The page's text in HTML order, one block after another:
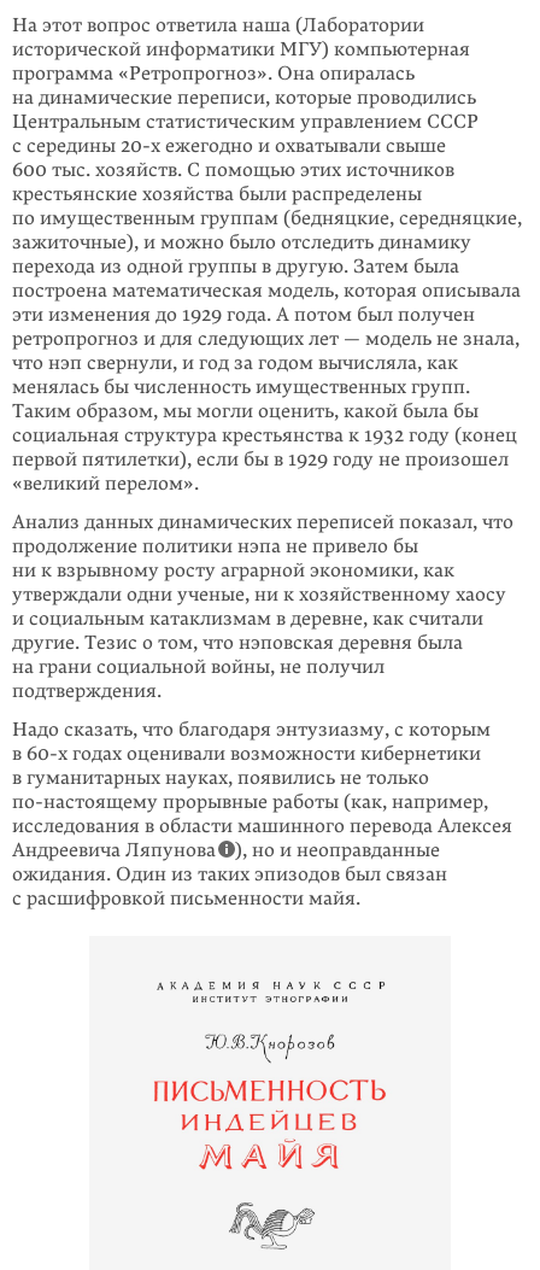
На этот вопрос ответила наша (Лаборатории
исторической информатики МГУ) компьютерная
программа «Ретропрогноз». Она опиралась
на динамические переписи, которые проводились
Центральным статистическим управлением СССР
с середины 20-х ежегодно и охватывали свыше
600 тыс. хозяйств. С помощью этих источников
крестьянские хозяйства были распределены
по имущественным группам (бедняцкие, середняцкие,
зажиточные), и можно было отследить динамику
перехода из одной группы в другую. Затем была
построена математическая модель, которая описывала
эти изменения до 1929 года. А потом был получен
ретропрогноз и для следующих лет — модель не знала,
что нэп свернули, и год за годом вычисляла, как
менялась бы численность имущественных групп.
Таким образом, мы могли оценить, какой была бы
социальная структура крестьянства к 1932 году (конец
первой пятилетки), если бы в 1929 году не произошел
«великий перелом».
Анализ данных динамических переписей показал, что
продолжение политики нэпа не привело бы
ни к взрывному росту аграрной экономики, как
утверждали одни ученые, ни к хозяйственному хаосу
и социальным катаклизмам в деревне, как считали
другие. Тезис о том, что нэповская деревня была
на грани социаль­ной войны, не получил
подтверждения.
Надо сказать, что благодаря энтузиазму, с которым
в 60-х годах оценивали возможности кибернетики
в гуманитарных науках, появились не только
по-настоящему прорывные работы (как, например,
исследования в области машинного перевода Алексея
Андреевича Ляпунова
), но и неоправданные
ожидания. Один из таких эпизодов был связан
с расшифровкой письменности майя.